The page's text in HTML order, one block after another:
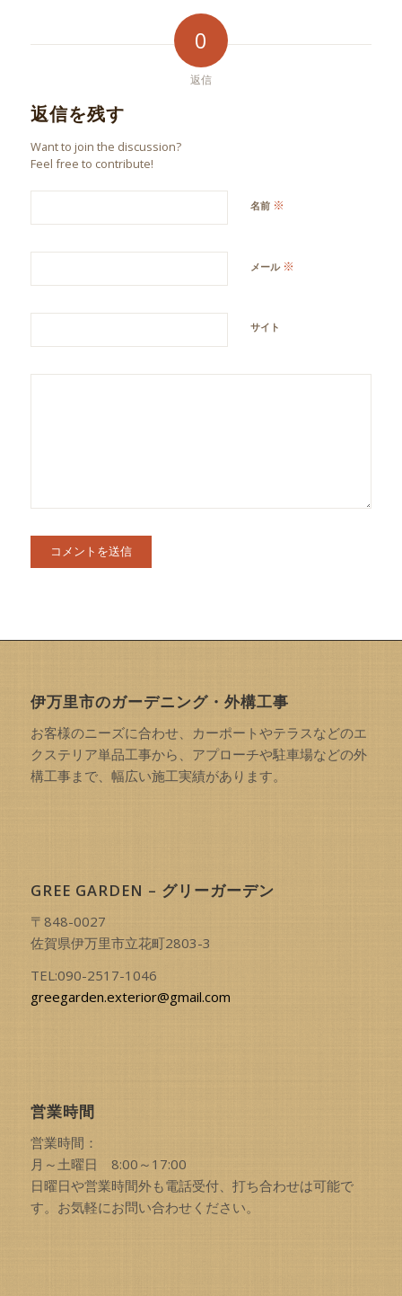
0
返信
返信を残す
Want to join the discussion?
Feel free to contribute!
名前 ※
メール ※
サイト
伊万里市のガーデニング・外構工事
お客様のニーズに合わせ、カーポートやテラスなどのエ
クステリア単品工事から、アプローチや駐車場などの外
構工事まで、幅広い施工実績があります。
GREE GARDEN – グリーガーデン
〒848-0027
佐賀県伊万里市立花町2803-3
TEL:090-2517-1046
greegarden.exterior@gmail.com
営業時間
営業時間：
月～土曜日 8:00～17:00
日曜日や営業時間外も電話受付、打ち合わせは可能で
す。お気軽にお問い合わせください。